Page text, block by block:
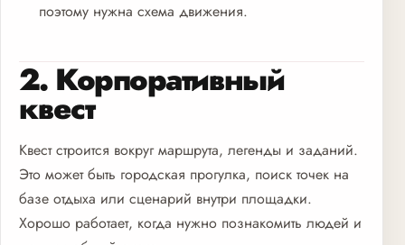
поэтому нужна схема движения.
2. Корпоративный
квест
Квест строится вокруг маршрута, легенды и заданий.
Это может быть городская прогулка, поиск точек на
базе отдыха или сценарий внутри площадки.
Хорошо работает, когда нужно познакомить людей и